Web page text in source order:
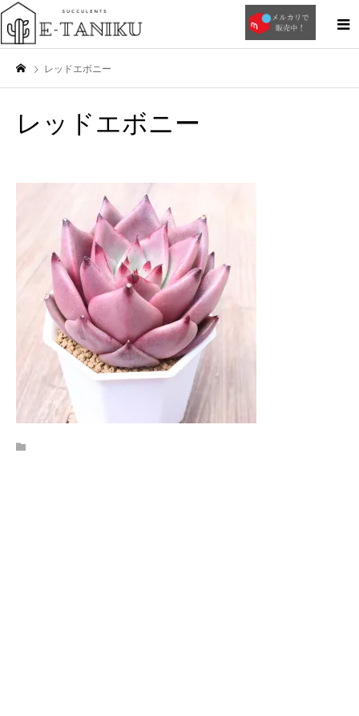
レッドエボニー
レッドエボニー